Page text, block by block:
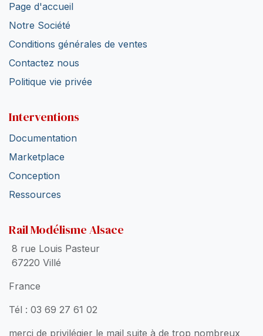
Page d'accueil
Notre Société
Conditions générales de ventes
Contactez nous
Politique vie privée
Interventions
Documentation
Marketplace
Conception
Ressources
Rail Modélisme Alsace
8 rue Louis Pasteur
67220 Villé
France
Tél : 03 69 27 61 02
merci de privilégier le mail suite à de trop nombreux